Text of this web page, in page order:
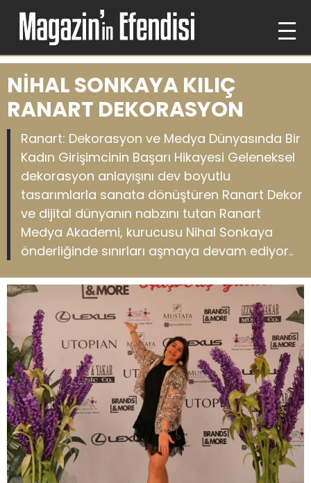
NİHAL SONKAYA KILIÇ
RANART DEKORASYON
Ranart: Dekorasyon ve Medya Dünyasında Bir
Kadın Girişimcinin Başarı Hikayesi Geleneksel
dekorasyon anlayışını dev boyutlu
tasarımlarla sanata dönüştüren Ranart Dekor
ve dijital dünyanın nabzını tutan Ranart
Medya Akademi, kurucusu Nihal Sonkaya
önderliğinde sınırları aşmaya devam ediyor..